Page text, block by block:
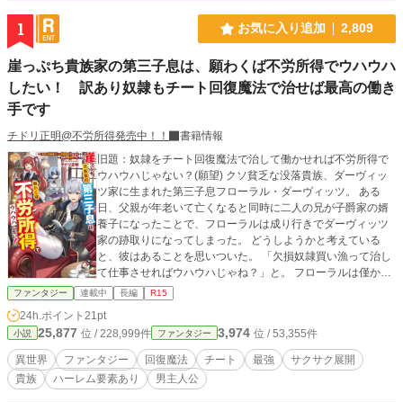
1 お気に入り追加 2,809
崖っぷち貴族家の第三子息は、願わくば不労所得でウハウハ
したい！ 訳あり奴隷もチート回復魔法で治せば最高の働き
手です
チドリ正明@不労所得発売中！！
書籍情報
旧題：奴隷をチート回復魔法で治して働かせれば不労所得で
ウハウハじゃない？(願望) クソ貧乏な没落貴族、ダーヴィッ
ツ家に生まれた第三子息フローラル・ダーヴィッツ。 ある
日、父親が年老いて亡くなると同時に二人の兄が子爵家の婿
養子になったことで、フローラルは成り行きでダーヴィッツ
家の跡取りになってしまった。 どうしようかと考えている
と、彼はあることを思いついた。 「欠損奴隷買い漁って治し
て仕事させればウハウハじゃね？」と。 フローラルは僅かな
資金を手に、手始めに失明した奴隷、四肢を失った奴隷など
を買うと、不労所得でウハウハするために彼女らに仕事を与
えて稼がせることにした。 気がつけば奴隷たちは異様な忠誠
心を持ち始め、奴隷国家として地位を高めることになり、気
がつけば他の領主から目をつけられ、気がつけば奴隷たちが
懐きまくっていて……。
ファンタジー 連載中 長編 R15
24h.ポイント 21pt
小説 25,877 位 / 228,999件 ファンタジー 3,974 位 / 53,355件
異世界 ファンタジー 回復魔法 チート 最強
サクサク展開
貴族
ハーレム要素あり 男主人公